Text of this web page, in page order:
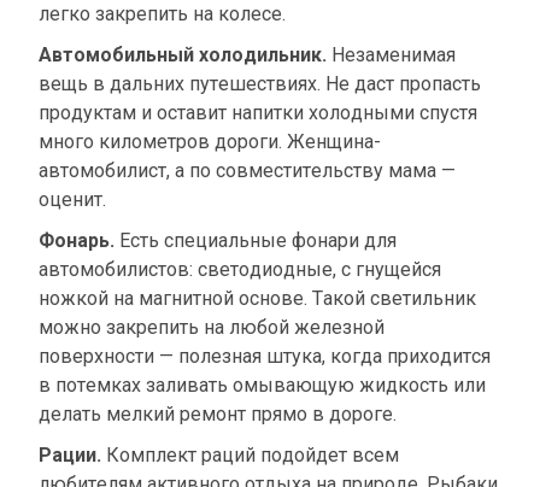
легко закрепить на колесе.
Автомобильный холодильник. Незаменимая
вещь в дальних путешествиях. Не даст пропасть
продуктам и оставит напитки холодными спустя
много километров дороги. Женщина-
автомобилист, а по совместительству мама —
оценит.
Фонарь. Есть специальные фонари для
автомобилистов: светодиодные, с гнущейся
ножкой на магнитной основе. Такой светильник
можно закрепить на любой железной
поверхности — полезная штука, когда приходится
в потемках заливать омывающую жидкость или
делать мелкий ремонт прямо в дороге.
Рации. Комплект раций подойдет всем